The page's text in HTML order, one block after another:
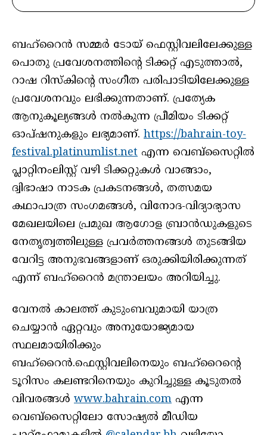
ബഹ്‌റൈൻ സമ്മർ ടോയ് ഫെസ്റ്റിവലിലേക്കുള്ള
പൊതു പ്രവേശനത്തിന്റെ ടിക്കറ്റ് എടുത്താൽ,
റാഷ റിസ്‌കിന്റെ സംഗീത പരിപാടിയിലേക്കുള്ള
പ്രവേശനവും ലഭിക്കുന്നതാണ്. പ്രത്യേക
ആനുകൂല്യങ്ങൾ നൽകുന്ന പ്രീമിയം ടിക്കറ്റ്
ഓപ്ഷനുകളും ലഭ്യമാണ്. https://bahrain-toy-
festival.platinumlist.net എന്ന വെബ്‌സൈറ്റിൽ
പ്ലാറ്റിനംലിസ്റ്റ് വഴി ടിക്കറ്റുകൾ വാങ്ങാം,
ദ്വിഭാഷാ നാടക പ്രകടനങ്ങൾ, തത്സമയ
കഥാപാത്ര സംഗമങ്ങൾ, വിനോദ-വിദ്യാഭ്യാസ
മേഖലയിലെ പ്രമുഖ ആഗോള ബ്രാൻഡുകളുടെ
നേതൃത്വത്തിലുള്ള പ്രവർത്തനങ്ങൾ തുടങ്ങിയ
വേറിട്ട അനുഭവങ്ങളാണ് ഒരുക്കിയിരിക്കുന്നത്
എന്ന് ബഹ്റൈൻ മന്ത്രാലയം അറിയിച്ചു.
വേനൽ കാലത്ത് കുടുംബവുമായി യാത്ര
ചെയ്യാൻ ഏറ്റവും അനുയോജ്യമായ
സ്ഥലമായിരിക്കും
ബഹ്റൈൻ.ഫെസ്റ്റിവലിനെയും ബഹ്‌റൈന്റെ
ടൂറിസം കലണ്ടറിനെയും കുറിച്ചുള്ള കൂടുതൽ
വിവരങ്ങൾ www.bahrain.com എന്ന
വെബ്‌സൈറ്റിലോ സോഷ്യൽ മീഡിയ